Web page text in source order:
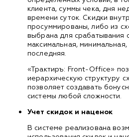
клиента, суммы чека, дня
времени суток. Скидки
просуммированы, либо из
выбрана для срабатывания
максимальная,
последняя.
«Трактиръ: Front-Office»
иерархическую структуру
позволяет создавать
системы любой сложности.
Учет скидок и наценок
В системе реализована